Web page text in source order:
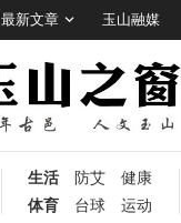
最新文章 玉山融媒
生活 防艾
健康
体育
台球 运动